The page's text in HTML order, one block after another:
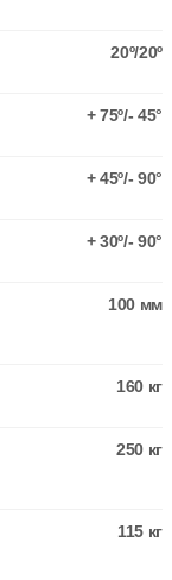
20º/20º
+ 75º/- 45°
+ 45º/- 90°
+ 30º/- 90°
100 мм
160 кг
250 кг
115 кг